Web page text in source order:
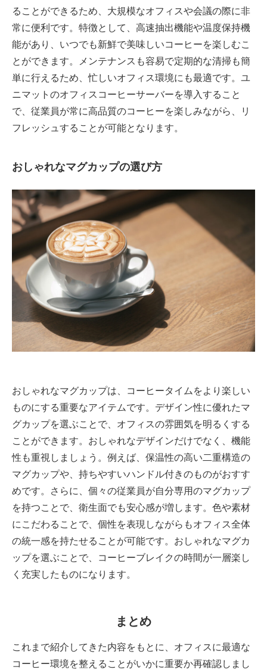
ることができるため、大規模なオフィスや会議の際に非
常に便利です。特徴として、高速抽出機能や温度保持機
能があり、いつでも新鮮で美味しいコーヒーを楽しむこ
とができます。メンテナンスも容易で定期的な清掃も簡
単に行えるため、忙しいオフィス環境にも最適です。ユ
ニマットのオフィスコーヒーサーバーを導入すること
で、従業員が常に高品質のコーヒーを楽しみながら、リ
フレッシュすることが可能となります。
おしゃれなマグカップの選び方
おしゃれなマグカップは、コーヒータイムをより楽しい
ものにする重要なアイテムです。デザイン性に優れたマ
グカップを選ぶことで、オフィスの雰囲気を明るくする
ことができます。おしゃれなデザインだけでなく、機能
性も重視しましょう。例えば、保温性の高い二重構造の
マグカップや、持ちやすいハンドル付きのものがおすす
めです。さらに、個々の従業員が自分専用のマグカップ
を持つことで、衛生面でも安心感が増します。色や素材
にこだわることで、個性を表現しながらもオフィス全体
の統一感を持たせることが可能です。おしゃれなマグカ
ップを選ぶことで、コーヒーブレイクの時間が一層楽し
く充実したものになります。
まとめ
これまで紹介してきた内容をもとに、オフィスに最適な
コーヒー環境を整えることがいかに重要か再確認しまし